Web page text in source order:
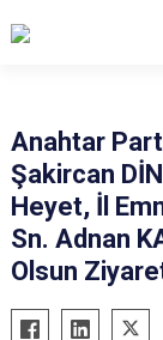
Anahtar
Şakircan
Heyet, İl
Sn. Adnan
Olsun